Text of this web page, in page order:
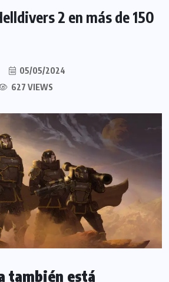
2 en más de 150
05/05/2024
627 VIEWS
también está